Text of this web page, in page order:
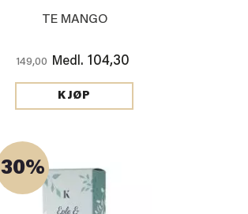
TE MANGO
149,00 Medl. 104,30
KJØP
30%